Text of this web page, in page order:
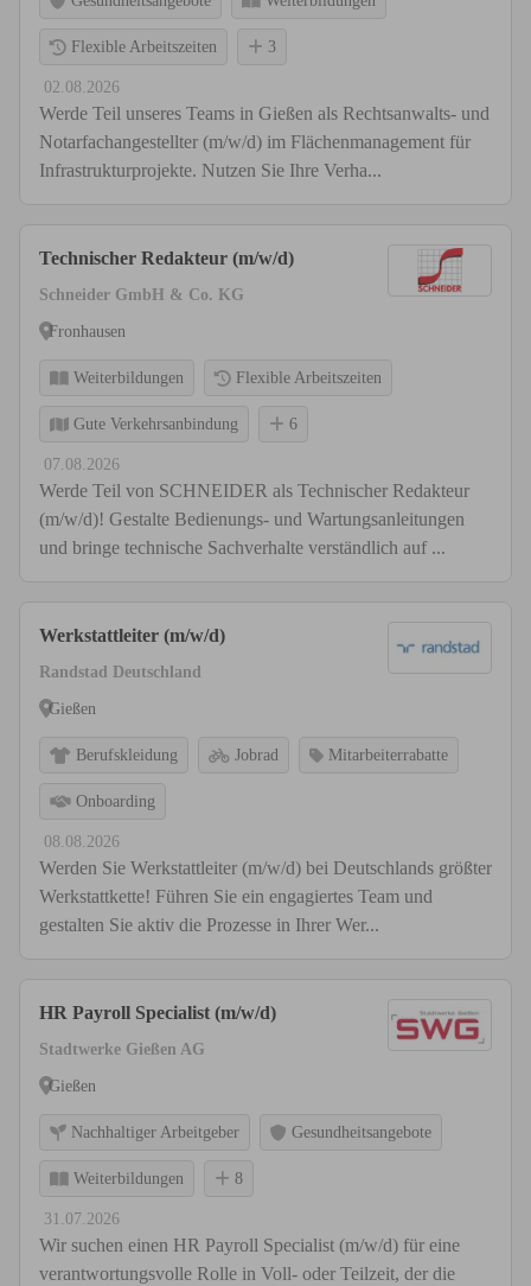
Flexible Arbeitszeiten 3
02.08.2026
Werde Teil unseres Teams in Gießen als Rechtsanwalts- und
Notarfachangestellter (m/w/d) im Flächenmanagement für
Infrastrukturprojekte. Nutzen Sie Ihre Verha...
Technischer Redakteur (m/w/d)
Schneider GmbH & Co. KG
Fronhausen
Weiterbildungen Flexible Arbeitszeiten
Gute Verkehrsanbindung 6
07.08.2026
Werde Teil von SCHNEIDER als Technischer Redakteur
(m/w/d)! Gestalte Bedienungs- und Wartungsanleitungen
und bringe technische Sachverhalte verständlich auf ...
Werkstattleiter (m/w/d)
Randstad Deutschland
Gießen
Berufskleidung Jobrad Mitarbeiterrabatte
Onboarding
08.08.2026
Werden Sie Werkstattleiter (m/w/d) bei Deutschlands größter
Werkstattkette! Führen Sie ein engagiertes Team und
gestalten Sie aktiv die Prozesse in Ihrer Wer...
HR Payroll Specialist (m/w/d)
Stadtwerke Gießen AG
Gießen
Nachhaltiger Arbeitgeber Gesundheitsangebote
Weiterbildungen 8
31.07.2026
Wir suchen einen HR Payroll Specialist (m/w/d) für eine
verantwortungsvolle Rolle in Voll- oder Teilzeit, der die